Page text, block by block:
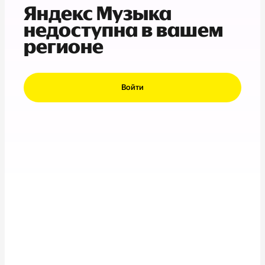
Яндекс Музыка
недоступна в вашем
регионе
Войти